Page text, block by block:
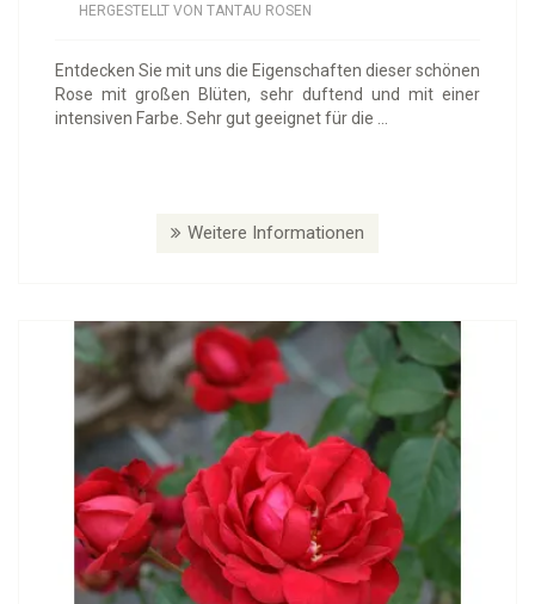
HERGESTELLT VON TANTAU ROSEN
Entdecken Sie mit uns die Eigenschaften dieser schönen
Rose mit großen Blüten, sehr duftend und mit einer
intensiven Farbe. Sehr gut geeignet für die ...
Weitere Informationen